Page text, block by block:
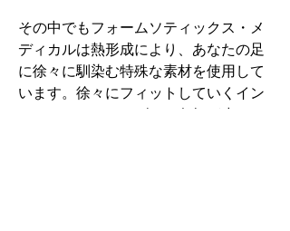
その中でもフォームソティックス・メ
ディカルは熱形成により、あなたの足
に徐々に馴染む特殊な素材を使用して
います。徐々にフィットしていくイン